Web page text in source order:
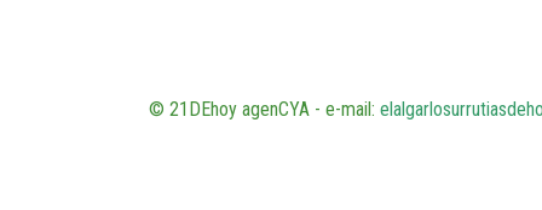
© 21DEhoy agenCYA - e-mail: